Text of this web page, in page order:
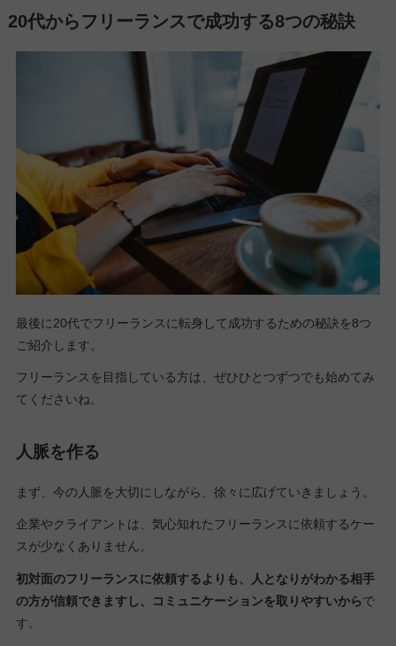
20代からフリーランスで成功する8つの秘訣
最後に20代でフリーランスに転身して成功するための秘訣を8つ
ご紹介します。
フリーランスを目指している方は、ぜひひとつずつでも始めてみ
てくださいね。
人脈を作る
まず、今の人脈を大切にしながら、徐々に広げていきましょう。
企業やクライアントは、気心知れたフリーランスに依頼するケー
スが少なくありません。
初対面のフリーランスに依頼するよりも、人となりがわかる相手
の方が信頼できますし、コミュニケーションを取りやすいからで
す。